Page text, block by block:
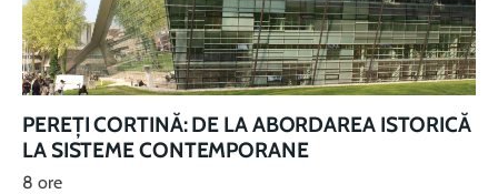
PEREȚI CORTINĂ: DE LA ABORDAREA ISTORICĂ
LA SISTEME CONTEMPORANE
8 ore